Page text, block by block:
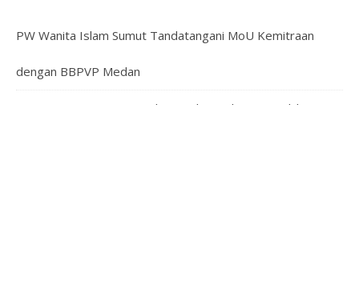
PW Wanita Islam Sumut Tandatangani MoU Kemitraan
dengan BBPVP Medan
Pimpinan Pusat Wanita Islam Audiensi dengan Wakil